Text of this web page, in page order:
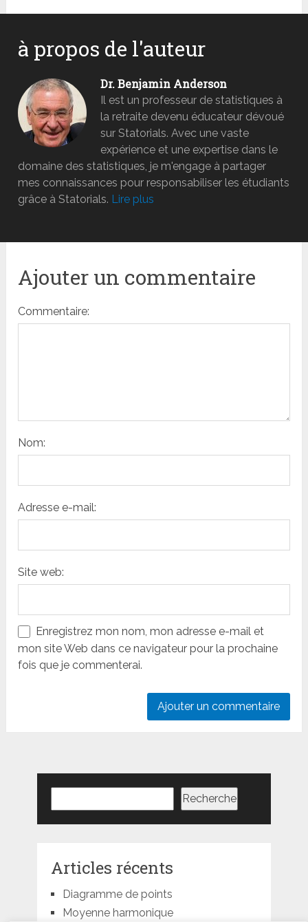
à propos de l'auteur
Dr. Benjamin Anderson
Il est un professeur de statistiques à
la retraite devenu éducateur dévoué
sur Statorials. Avec une vaste
expérience et une expertise dans le
domaine des statistiques, je m'engage à partager
mes connaissances pour responsabiliser les étudiants
grâce à Statorials. Lire plus
Ajouter un commentaire
Commentaire:
Nom:
Adresse e-mail:
Site web:
Enregistrez mon nom, mon adresse e-mail et
mon site Web dans ce navigateur pour la prochaine
fois que je commenterai.
Recherche
Articles récents
Diagramme de points
Moyenne harmonique